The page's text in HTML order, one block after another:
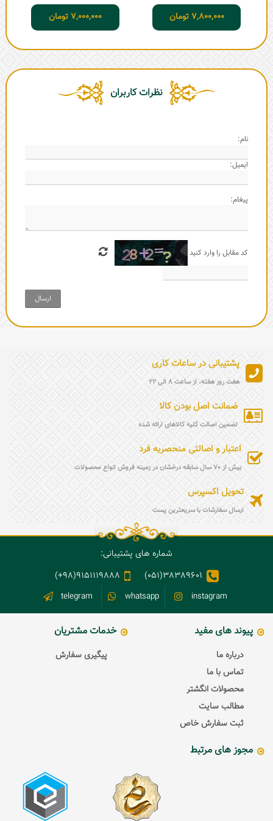
7,800,000 تومان 7,000,000 تومان
نظرات کاربران
نام:
ایمیل:
پیغام:
کد مقابل را وارد کنید
ارسال
پشتیبانی در ساعات کاری
هفت روز هفته، از ساعت 8 الی 22
ضمانت اصل بودن کالا
تضمین اصالت کلیه کالاهای ارائه شده
اعتبار و اصالتی منحصربه فرد
بیش از 70 سال سابقه درخشان در زمینه فروش انواع محصولات
تحویل اکسپرس
ارسال سفارشات با سریعترین پست
شماره های پشتیبانی:
38389601(051)
9151119888(98+)
instagram
whatsapp
telegram
پیوند های مفید
درباره ما
تماس با ما
محصولات انگشتر
مطالب سایت
ثبت سفارش خاص
خدمات مشتریان
پیگیری سفارش
مجوز های مرتبط